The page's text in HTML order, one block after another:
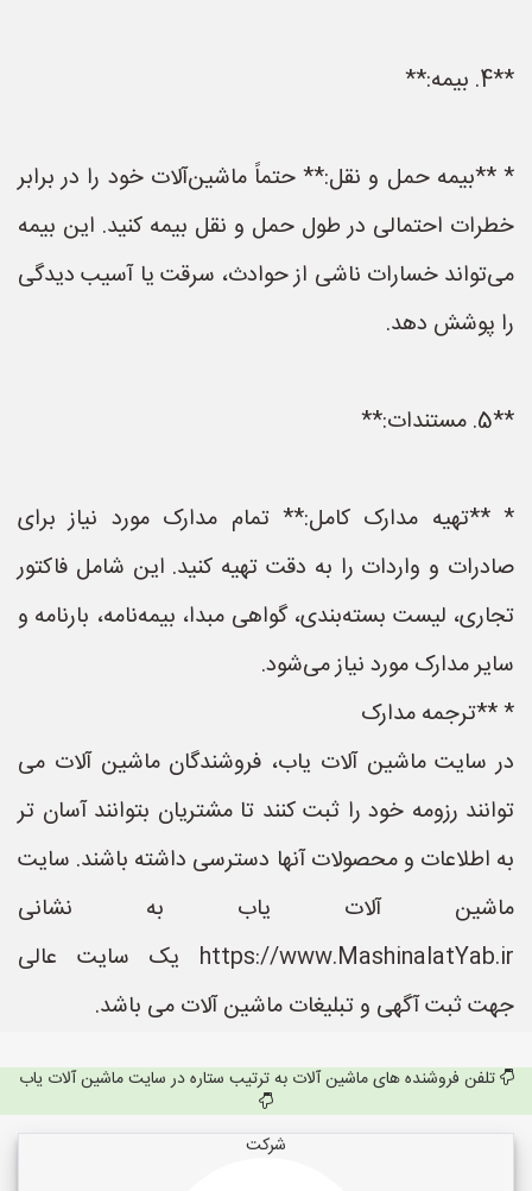
**4. بیمه:**
* **بیمه حمل و نقل:** حتماً ماشین‌آلات خود را در برابر
خطرات احتمالی در طول حمل و نقل بیمه کنید. این بیمه
می‌تواند خسارات ناشی از حوادث، سرقت یا آسیب دیدگی
را پوشش دهد.
**5. مستندات:**
* **تهیه مدارک کامل:** تمام مدارک مورد نیاز برای
صادرات و واردات را به دقت تهیه کنید. این شامل فاکتور
تجاری، لیست بسته‌بندی، گواهی مبدا، بیمه‌نامه، بارنامه و
سایر مدارک مورد نیاز می‌شود.
* **ترجمه مدارک
در سایت ماشین آلات یاب، فروشندگان ماشین آلات می
توانند رزومه خود را ثبت کنند تا مشتریان بتوانند آسان تر
به اطلاعات و محصولات آنها دسترسی داشته باشند. سایت
ماشین آلات یاب به نشانی
https://www.MashinalatYab.ir یک سایت عالی
جهت ثبت آگهی و تبلیغات ماشین آلات می باشد.
تلفن فروشنده های ماشین آلات به ترتیب ستاره در سایت ماشین آلات یاب
شرکت